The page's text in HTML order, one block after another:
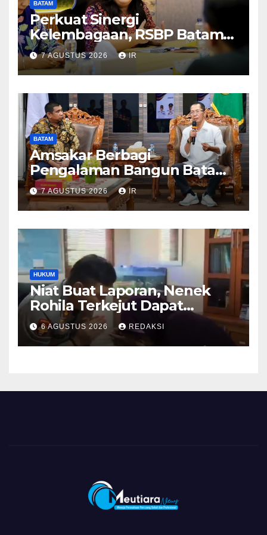
BATAM
Perkuat Sinergi
Kelembagaan, RSBP Batam
dan BPOM Pastikan
Pelayanan dan Ketersediaan
Obat Aman
7 AGUSTUS 2026 IR
BATAM
Amsakar Berbagi
Pengalaman Bangun Batam,
DPRD Dumai Dalami
Pendidikan hingga Investasi
7 AGUSTUS 2026 IR
HUKUM
Niat Buat Laporan, Nenek
Rohila Terkejut Dapat
Bantuan dari Kabid Propam
Kombes Pol Eddwi
6 AGUSTUS 2026 REDAKSI